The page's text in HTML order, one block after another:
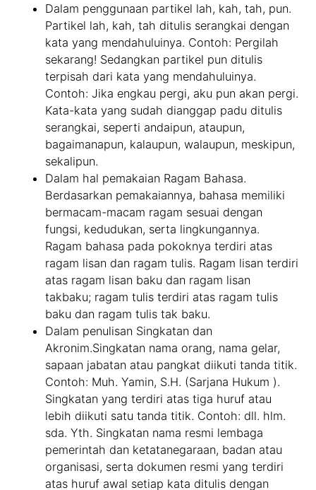
Dalam penggunaan partikel lah, kah, tah, pun.
Partikel lah, kah, tah ditulis serangkai dengan
kata yang mendahuluinya. Contoh: Pergilah
sekarang! Sedangkan partikel pun ditulis
terpisah dari kata yang mendahuluinya.
Contoh: Jika engkau pergi, aku pun akan pergi.
Kata-kata yang sudah dianggap padu ditulis
serangkai, seperti andaipun, ataupun,
bagaimanapun, kalaupun, walaupun, meskipun,
sekalipun.
Dalam hal pemakaian Ragam Bahasa.
Berdasarkan pemakaiannya, bahasa memiliki
bermacam-macam ragam sesuai dengan
fungsi, kedudukan, serta lingkungannya.
Ragam bahasa pada pokoknya terdiri atas
ragam lisan dan ragam tulis. Ragam lisan terdiri
atas ragam lisan baku dan ragam lisan
takbaku; ragam tulis terdiri atas ragam tulis
baku dan ragam tulis tak baku.
Dalam penulisan Singkatan dan
Akronim.Singkatan nama orang, nama gelar,
sapaan jabatan atau pangkat diikuti tanda titik.
Contoh: Muh. Yamin, S.H. (Sarjana Hukum ).
Singkatan yang terdiri atas tiga huruf atau
lebih diikuti satu tanda titik. Contoh: dll. hlm.
sda. Yth. Singkatan nama resmi lembaga
pemerintah dan ketatanegaraan, badan atau
organisasi, serta dokumen resmi yang terdiri
atas huruf awal setiap kata ditulis dengan